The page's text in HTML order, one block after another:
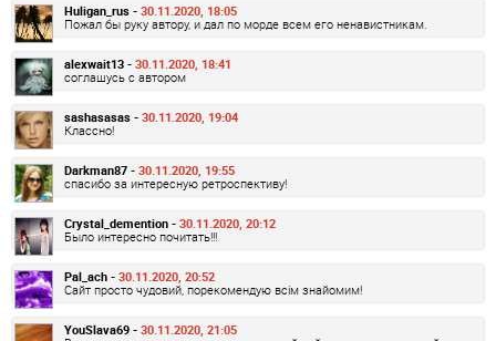
Huligan_rus - 30.11.2020, 18:05
Пожал бы руку автору, и дал по морде всем его ненавистникам.
alexwait13 - 30.11.2020, 18:41
соглашусь с автором
sashasasas - 30.11.2020, 19:04
Классно!
Darkman87 - 30.11.2020, 19:55
спасибо за интересную ретроспективу!
Crystal_demention - 30.11.2020, 20:12
Было интересно почитать!!!
Pal_ach - 30.11.2020, 20:52
Сайт просто чудовий, порекомендую всім знайомим!
YouSlava69 - 30.11.2020, 21:05